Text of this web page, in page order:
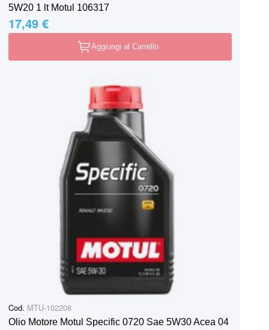
5W20 1 lt Motul 106317
17,49 €
Aggiungi al Carrello
Cod. MTU-102208
Olio Motore Motul Specific 0720 Sae 5W30 Acea 04